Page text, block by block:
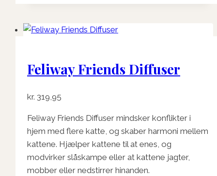
har
vælges
Feliway Friends Diffuser
kr. 319,95
Feliway Friends Diffuser mindsker konflikter i
hjem med flere katte, og skaber harmoni mellem
kattene. Hjælper kattene til at enes, og
modvirker slåskampe eller at kattene jagter,
mobber eller nedstirrer hinanden.